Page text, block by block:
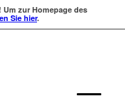
Um zur Homepage des
Sie hier.